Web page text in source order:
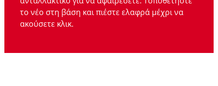
το νέο στη βάση και πιέστε ελαφρά μέχρι να
ακούσετε κλικ.